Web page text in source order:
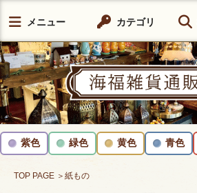
メニュー カテゴリ
紫色 緑色 黄色 青色
TOP PAGE ＞紙もの